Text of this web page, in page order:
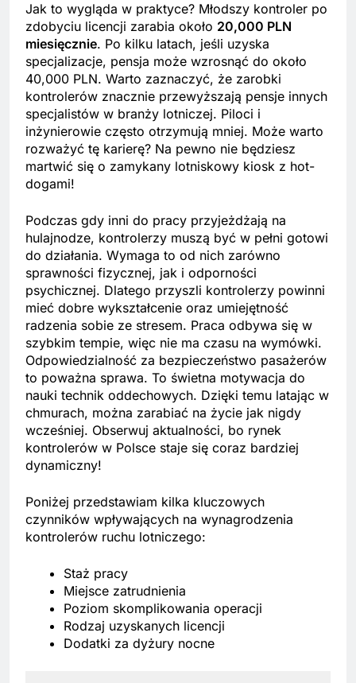
Jak to wygląda w praktyce? Młodszy kontroler po
zdobyciu licencji zarabia około 20,000 PLN
miesięcznie. Po kilku latach, jeśli uzyska
specjalizacje, pensja może wzrosnąć do około
40,000 PLN. Warto zaznaczyć, że zarobki
kontrolerów znacznie przewyższają pensje innych
specjalistów w branży lotniczej. Piloci i
inżynierowie często otrzymują mniej. Może warto
rozważyć tę karierę? Na pewno nie będziesz
martwić się o zamykany lotniskowy kiosk z hot-
dogami!
Podczas gdy inni do pracy przyjeżdżają na
hulajnodze, kontrolerzy muszą być w pełni gotowi
do działania. Wymaga to od nich zarówno
sprawności fizycznej, jak i odporności
psychicznej. Dlatego przyszli kontrolerzy powinni
mieć dobre wykształcenie oraz umiejętność
radzenia sobie ze stresem. Praca odbywa się w
szybkim tempie, więc nie ma czasu na wymówki.
Odpowiedzialność za bezpieczeństwo pasażerów
to poważna sprawa. To świetna motywacja do
nauki technik oddechowych. Dzięki temu latając w
chmurach, można zarabiać na życie jak nigdy
wcześniej. Obserwuj aktualności, bo rynek
kontrolerów w Polsce staje się coraz bardziej
dynamiczny!
Poniżej przedstawiam kilka kluczowych
czynników wpływających na wynagrodzenia
kontrolerów ruchu lotniczego:
Staż pracy
Miejsce zatrudnienia
Poziom skomplikowania operacji
Rodzaj uzyskanych licencji
Dodatki za dyżury nocne